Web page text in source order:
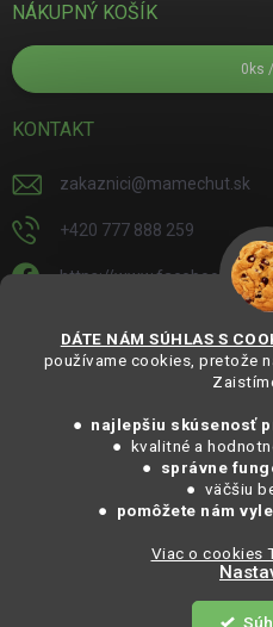
DÁTE NÁM SÚHLAS S
používame cookies, pretože
● najlepšiu skúsenosť
● kvalitné a
●
správne
● väčšiu
● pomôžete nám
Viac o cookies
NÁKUPNÝ KOŠÍK
0 ks /
KONTAKT
zakaznici@mamechut.sk
+420 777 888 259
https://
https://www.youtube.com/
@mamechut.czsk
MámeChuť
MámeChuť